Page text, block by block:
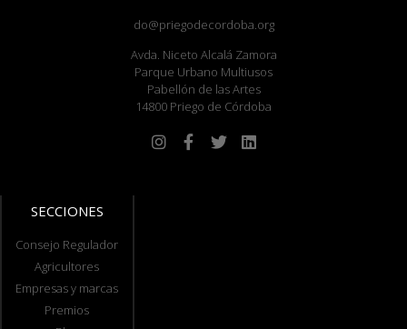
do@priegodecordoba.org
Avda. Niceto Alcalá Zamora
Parque Urbano Multiusos
Pabellón de las Artes
14800 Priego de Córdoba
SECCIONES
Consejo Regulador
Agricultores
Empresas y marcas
Premios